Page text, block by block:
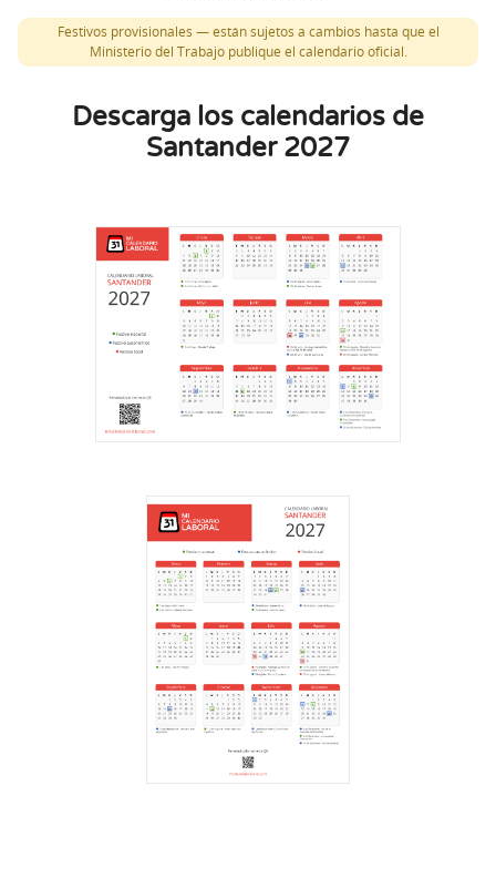
Festivos provisionales — están sujetos a cambios hasta que el
Ministerio del Trabajo publique el calendario oficial.
Descarga los calendarios de
Santander 2027